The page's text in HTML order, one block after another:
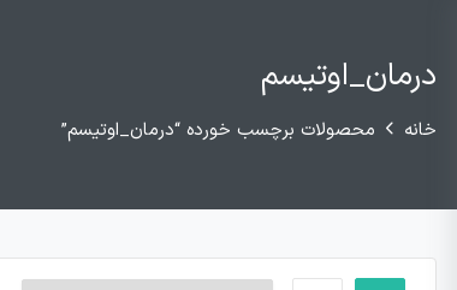
درمان_اوتیسم
خانه محصولات برچسب خورده “درمان_اوتیسم”